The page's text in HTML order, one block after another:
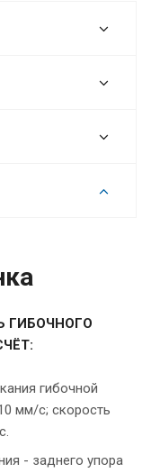
ГИБОЧНОГО
гибочной
мм/с; cкорость
- заднего упора